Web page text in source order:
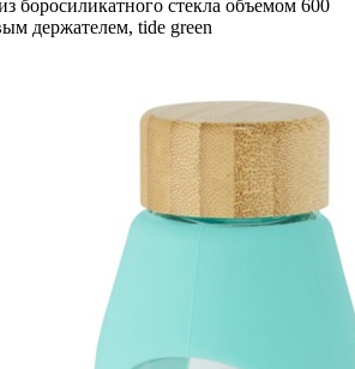
боросиликатного стекла объемом 600
держателем, tide green